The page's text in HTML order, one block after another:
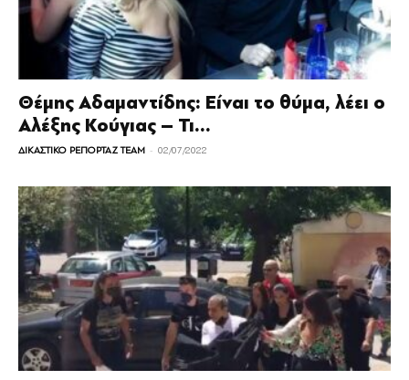
Θέμης Αδαμαντίδης: Είναι το θύμα, λέει ο
Αλέξης Κούγιας – Τι...
ΔΙΚΑΣΤΙΚΟ ΡΕΠΟΡΤΑΖ TEAM - 02/07/2022